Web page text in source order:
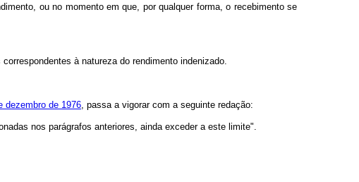
ou no momento em que, por qualquer forma, o recebimento se
à natureza do rendimento indenizado.
dezembro de 1976 , passa a vigorar com a seguinte redação:
nos parágrafos anteriores, ainda exceder a este limite".